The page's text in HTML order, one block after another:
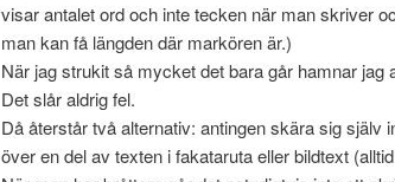
visar antalet ord och inte tecken när man skriver
man kan få läng­den där markören är.)
När jag strukit så mycket det bara går ham­nar jag
Det slår aldrig fel.
Då åter­står två alter­na­tiv: anti­n­gen skära sig själv
över en del av tex­ten i fakataruta eller bild­text